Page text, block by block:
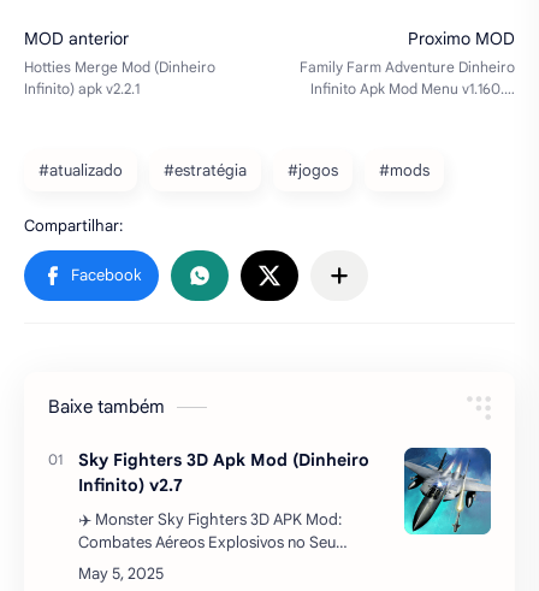
Infinito) v2.7
✈️ Monster Sky Fighters 3D APK Mod:
Change! Love Show: otome story
Explorando o Mundo dos Otome Games:
Uma Análise de "Change! Love Show"Os
jogos otome têm conquistado corações ao
redor do mundo, oferecendo uma mistura
cativante de roman…
Clothing Shop – Simulator Game